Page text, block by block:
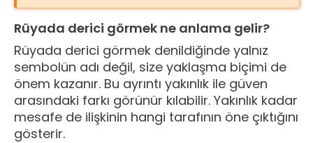
Rüyada derici görmek ne anlama gelir?
Rüyada derici görmek denildiğinde yalnız
sembolün adı değil, size yaklaşma biçimi de
önem kazanır. Bu ayrıntı yakınlık ile güven
arasındaki farkı görünür kılabilir. Yakınlık kadar
mesafe de ilişkinin hangi tarafının öne çıktığını
gösterir.